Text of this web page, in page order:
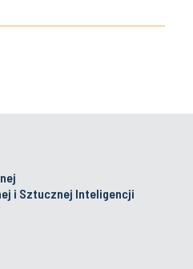
i Sztucznej Inteligencji